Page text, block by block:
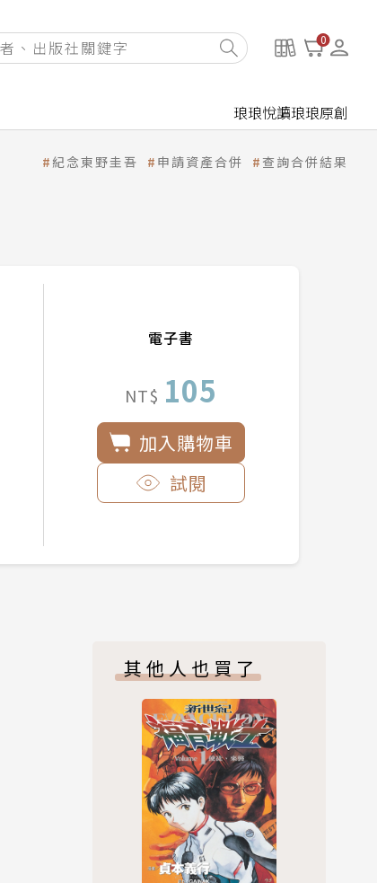
0
琅琅悅讀琅琅原創
紀念東野圭吾 申請資產合併 查詢合併結果
電子書
NT$ 105
加入購物車
試閱
其他人也買了